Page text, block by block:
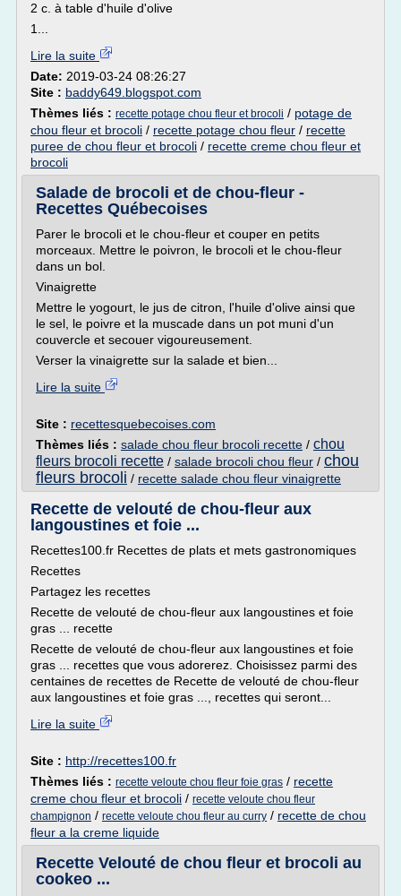
2 c. à table d'huile d'olive
1...
Lire la suite
Date: 2019-03-24 08:26:27
Site : baddy649.blogspot.com
Thèmes liés : recette potage chou fleur et brocoli / potage de
chou fleur et brocoli / recette potage chou fleur / recette
puree de chou fleur et brocoli / recette creme chou fleur et
brocoli
Salade de brocoli et de chou-fleur -
Recettes Québecoises
Parer le brocoli et le chou-fleur et couper en petits
morceaux. Mettre le poivron, le brocoli et le chou-fleur
dans un bol.
Vinaigrette
Mettre le yogourt, le jus de citron, l'huile d'olive ainsi que
le sel, le poivre et la muscade dans un pot muni d'un
couvercle et secouer vigoureusement.
Verser la vinaigrette sur la salade et bien...
Lire la suite
Site : recettesquebecoises.com
Thèmes liés : salade chou fleur brocoli recette / chou
fleurs brocoli recette / salade brocoli chou fleur / chou
fleurs brocoli / recette salade chou fleur vinaigrette
Recette de velouté de chou-fleur aux
langoustines et foie ...
Recettes100.fr Recettes de plats et mets gastronomiques
Recettes
Partagez les recettes
Recette de velouté de chou-fleur aux langoustines et foie
gras ... recette
Recette de velouté de chou-fleur aux langoustines et foie
gras ... recettes que vous adorerez. Choisissez parmi des
centaines de recettes de Recette de velouté de chou-fleur
aux langoustines et foie gras ..., recettes qui seront...
Lire la suite
Site : http://recettes100.fr
Thèmes liés : recette veloute chou fleur foie gras / recette
creme chou fleur et brocoli / recette veloute chou fleur
champignon / recette veloute chou fleur au curry / recette de chou
fleur a la creme liquide
Recette Velouté de chou fleur et brocoli au
cookeo ...